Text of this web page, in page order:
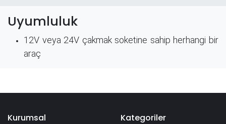
Uyumluluk
12V veya 24V çakmak soketine sahip herhangi bir
araç
Kurumsal Kategoriler